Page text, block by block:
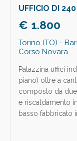
UFFICIO DI
€ 1.800
Torino (TO) -
Corso Novara
Palazzina uffici
piano) oltre a
composto da
e riscaldamento
basso fabbricato